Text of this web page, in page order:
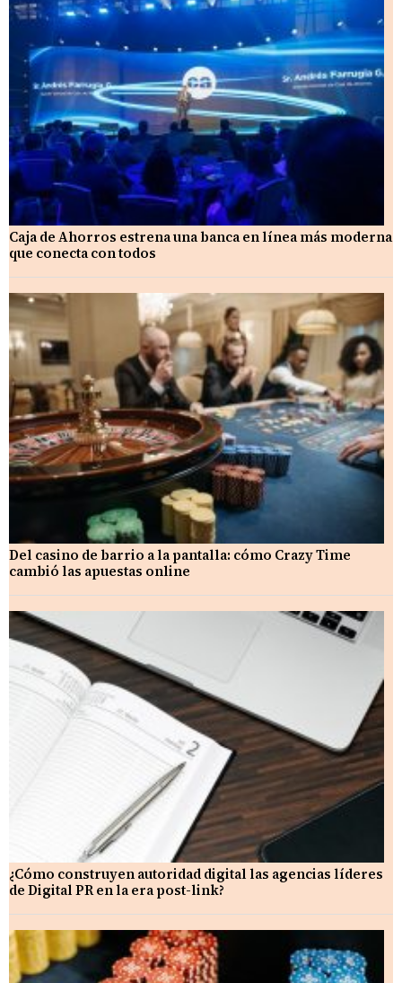
Caja de Ahorros estrena una banca en línea más moderna
que conecta con todos
Del casino de barrio a la pantalla: cómo Crazy Time
cambió las apuestas online
¿Cómo construyen autoridad digital las agencias líderes
de Digital PR en la era post-link?